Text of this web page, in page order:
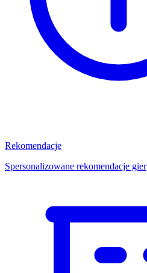
Rekomendacje
Spersonalizowane rekomendacje gier